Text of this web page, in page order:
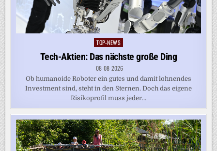
Posted
TOP-NEWS
Tech-Aktien: Das nächste große Ding
08-08-2026
Ob humanoide Roboter ein gutes und damit lohnendes
Investment sind, steht in den Sternen. Doch das eigene
Risikoprofil muss jeder...